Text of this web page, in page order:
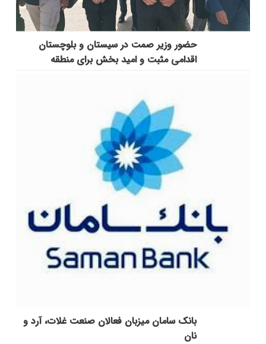
حضور وزیر صمت در سیستان و بلوچستان
اقدامی مثبت و امید بخش برای منطقه
بانک سامان میزبان فعالان صنعت غلات، آرد و
نان